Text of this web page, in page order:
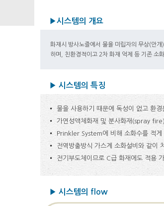
▶시스템의 개요
화재시 방사노즐에서 물을 미립자의 무상(안
하며, 친환경적이고 2차 화재 억제 등 기존 소
▶ 시스템의 특징
물을 사용하기 때문에 독성이 없고 환경
가연성액체화재 및 분사화재(spray
Prinkler System에 비해 소화수를 적게
전역방출방식 가스계 소화설비와 같이
전기부도체이므로 C급 화재에도 적용
▶ 시스템의 flow